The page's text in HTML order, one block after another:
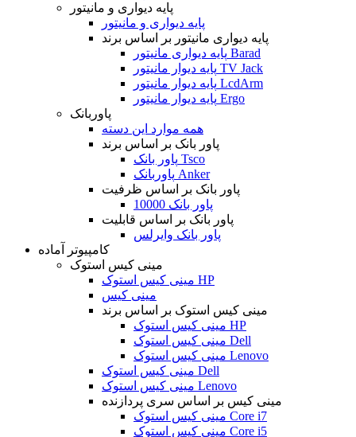
پایه دیواری و مانیتور
پایه دیواری و مانیتور
پایه دیواری مانیتور بر اساس برند
پایه دیواری مانیتور Barad
پایه دیوار مانیتور TV Jack
پایه دیوار مانیتور LcdArm
پایه دیوار مانیتور Ergo
پاوربانک
همه موارد این دسته
پاور بانک بر اساس برند
پاور بانک Tsco
پاوربانک Anker
پاور بانک بر اساس ظرفیت
پاور بانک 10000
پاور بانک بر اساس قابلیت
پاور بانک وایرلس
کامپیوتر آماده
مینی کیس استوک
مینی کیس استوک HP
مینی کیس
مینی کیس استوک بر اساس برند
مینی کیس استوک HP
مینی کیس استوک Dell
مینی کیس استوک Lenovo
مینی کیس استوک Dell
مینی کیس استوک Lenovo
مینی کیس بر اساس سری پردازنده
مینی کیس استوک Core i7
مینی کیس استوک Core i5